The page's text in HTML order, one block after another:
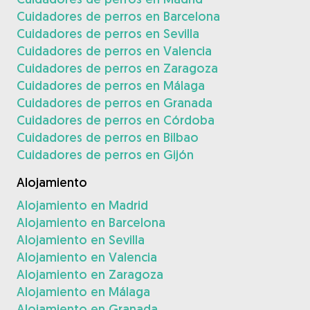
Cuidadores de perros en Barcelona
Cuidadores de perros en Sevilla
Cuidadores de perros en Valencia
Cuidadores de perros en Zaragoza
Cuidadores de perros en Málaga
Cuidadores de perros en Granada
Cuidadores de perros en Córdoba
Cuidadores de perros en Bilbao
Cuidadores de perros en Gijón
Alojamiento
Alojamiento en Madrid
Alojamiento en Barcelona
Alojamiento en Sevilla
Alojamiento en Valencia
Alojamiento en Zaragoza
Alojamiento en Málaga